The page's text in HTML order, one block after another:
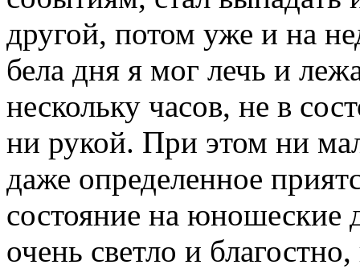
другой, потом уже и на
бела дня я мог лечь и
нескольку часов, не в
ни рукой. При этом ни
даже определенное
состояние на юношеские
очень светло и